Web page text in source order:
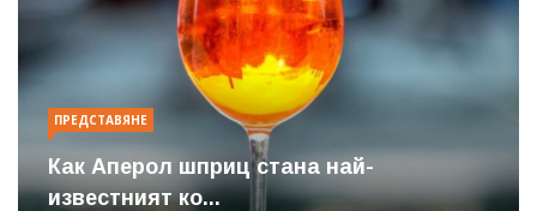
ПРЕДСТАВЯНЕ
Как Аперол шприц стана най-
известният ко...